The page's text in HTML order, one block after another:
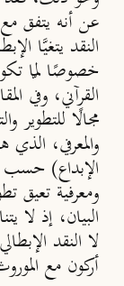
عن أنه يتفق
النقد يتغيَّا
خصوصًا لمّا
القرآني، وفي
مجالًا للتطوير
والمعرفي،
الإبداع) حسب
ومعرفية تعيق
البيان، إذ لا
لا النقد
أركون مع